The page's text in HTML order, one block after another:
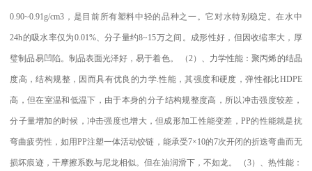
0.90~0.91g/cm3 ，是目前所有塑料中轻的品种之一。它对水特别稳定。在水中
24h的吸水率仅为0.01%、分子量约8~15万之间。成形性好，但因收缩率大，厚
璧制品易凹陷。制品表面光泽好，易于着色。 （2）、力学性能：聚丙烯的结晶
度高，结构规整，因而具有优良的力学.性能，其强度和硬度，弹性都比HDPE
高，但在室温和低温下，由于本身的分子结构规整度高，所以冲击强度较差，
分子量增加的时候，冲击强度也增大，但成形加工性能变差， PP的性能就是抗
弯曲疲劳性，如用PP注塑一体活动铰链，能承受7×10的7次开闭的折迭弯曲而无
损坏痕迹，干摩擦系数与尼龙相似。但在油润滑下，不如龙。 （3）、热性能：